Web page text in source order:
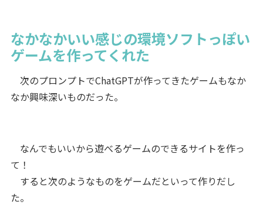
なかなかいい感じの環境ソフトっぽい
ゲームを作ってくれた
次のプロンプトでChatGPTが作ってきたゲームもなか
なか興味深いものだった。
なんでもいいから遊べるゲームのできるサイトを作っ
て！
すると次のようなものをゲームだといって作りだし
た。